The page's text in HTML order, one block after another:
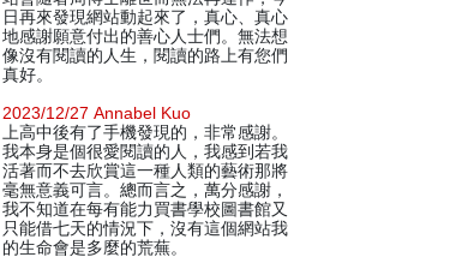
日再來發現網站動起來了，真心、真心
地感謝願意付出的善心人士們。無法想
像沒有閱讀的人生，閱讀的路上有您們
真好。
2023/12/27 Annabel Kuo
上高中後有了手機發現的，非常感謝。
我本身是個很愛閱讀的人，我感到若我
活著而不去欣賞這一種人類的藝術那將
毫無意義可言。總而言之，萬分感謝，
我不知道在每有能力買書學校圖書館又
只能借七天的情況下，沒有這個網站我
的生命會是多麼的荒蕪。